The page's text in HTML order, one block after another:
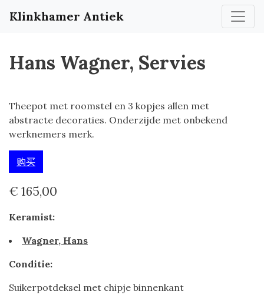
Klinkhamer Antiek
Hans Wagner, Servies
Theepot met roomstel en 3 kopjes allen met
abstracte decoraties. Onderzijde met onbekend
werknemers merk.
购买
€ 165,00
Keramist:
Wagner, Hans
Conditie:
Suikerpotdeksel met chipje binnenkant